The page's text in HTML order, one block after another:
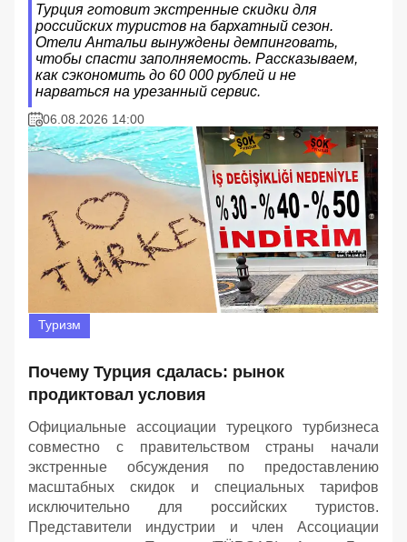
Турция готовит экстренные скидки для
российских туристов на бархатный сезон.
Отели Антальи вынуждены демпинговать,
чтобы спасти заполняемость. Рассказываем,
как сэкономить до 60 000 рублей и не
нарваться на урезанный сервис.
06.08.2026 14:00
Туризм
Почему Турция сдалась: рынок
продиктовал условия
Официальные ассоциации турецкого турбизнеса
совместно с правительством страны начали
экстренные обсуждения по предоставлению
масштабных скидок и специальных тарифов
исключительно для российских туристов.
Представители индустрии и член Ассоциации